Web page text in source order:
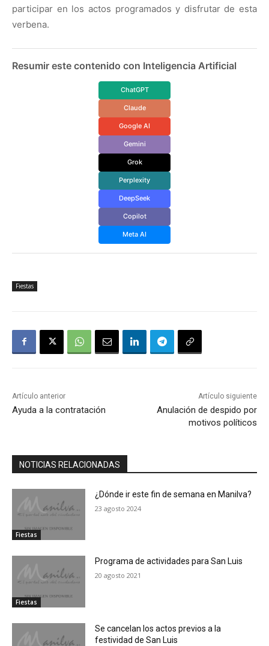
participar en los actos programados y disfrutar de esta
verbena.
Resumir este contenido con Inteligencia Artificial
ChatGPT
Claude
Google AI
Gemini
Grok
Perplexity
DeepSeek
Copilot
Meta AI
Fiestas
Artículo anterior
Ayuda a la contratación
Artículo siguiente
Anulación de despido por
motivos políticos
NOTICIAS RELACIONADAS
Fiestas
¿Dónde ir este fin de semana en Manilva?
23 agosto 2024
Fiestas
Programa de actividades para San Luis
20 agosto 2021
Se cancelan los actos previos a la
festividad de San Luis